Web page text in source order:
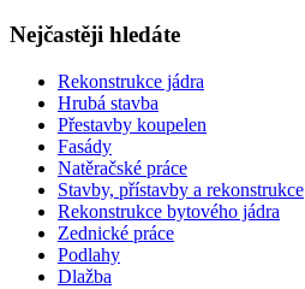
Nejčastěji hledáte
Rekonstrukce jádra
Hrubá stavba
Přestavby koupelen
Fasády
Natěračské práce
Stavby, přístavby a rekonstrukce
Rekonstrukce bytového jádra
Zednické práce
Podlahy
Dlažba